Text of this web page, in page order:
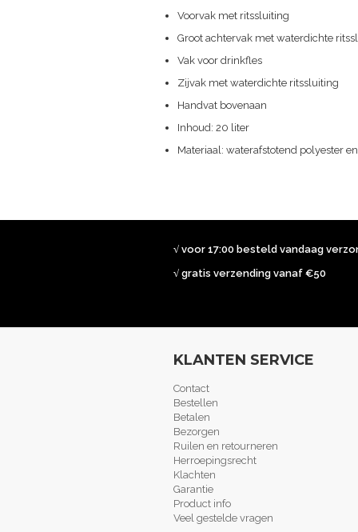
Voorvak met ritssluiting
Groot achtervak met waterdichte
Vak voor drinkfles
Zijvak met waterdichte ritssluiting
Handvat bovenaan
Inhoud: 20 liter
Materiaal: waterafstotend polyester
√ voor 17:00 besteld vandaag
√ gratis verzending vanaf €50
KLANTEN SERVICE
Contact
Bestellen
Betalen
Bezorgen
Ruilen en retourneren
Herroepingsrecht
Klachten
Garantie
Product info
Veel gestelde vragen